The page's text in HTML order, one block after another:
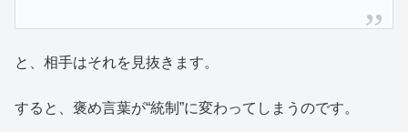
と、相手はそれを見抜きます。
すると、褒め言葉が“統制”に変わってしまうのです。